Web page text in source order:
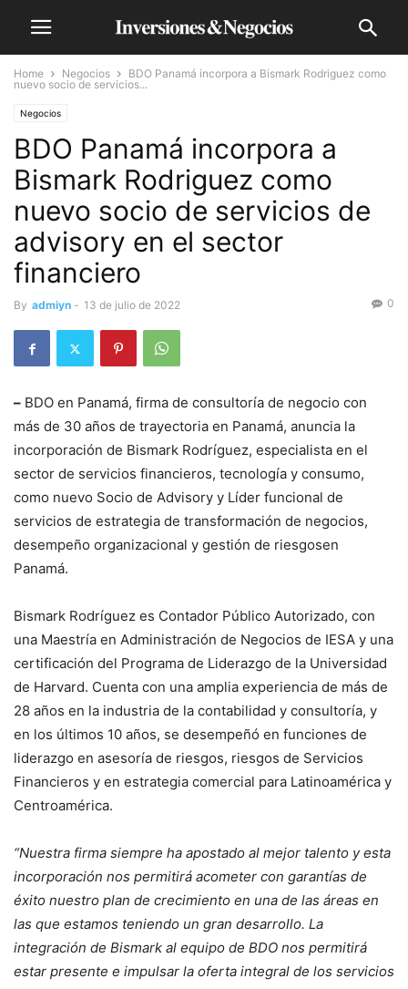
Home Negocios
BDO Panamá incorpora a Bismark Rodriguez como
nuevo socio de servicios...
Negocios
BDO Panamá incorpora a
Bismark Rodriguez como
nuevo socio de servicios de
advisory en el sector
financiero
By admiyn - 13 de julio de 2022 0
– BDO en Panamá, firma de consultoría de negocio con
más de 30 años de trayectoria en Panamá, anuncia la
incorporación de Bismark Rodríguez, especialista en el
sector de servicios financieros, tecnología y consumo,
como nuevo Socio de Advisory y Líder funcional de
servicios de estrategia de transformación de negocios,
desempeño organizacional y gestión de riesgosen
Panamá.
Bismark Rodríguez es Contador Público Autorizado, con
una Maestría en Administración de Negocios de IESA y una
certificación del Programa de Liderazgo de la Universidad
de Harvard. Cuenta con una amplia experiencia de más de
28 años en la industria de la contabilidad y consultoría, y
en los últimos 10 años, se desempeñó en funciones de
liderazgo en asesoría de riesgos, riesgos de Servicios
Financieros y en estrategia comercial para Latinoamérica y
Centroamérica.
“Nuestra firma siempre ha apostado al mejor talento y esta
incorporación nos permitirá acometer con garantías de
éxito nuestro plan de crecimiento en una de las áreas en
las que estamos teniendo un gran desarrollo. La
integración de Bismark al equipo de BDO nos permitirá
estar presente e impulsar la oferta integral de los servicios